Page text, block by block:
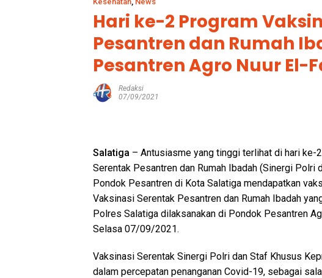
Hari ke-2 Program
Pesantren dan Rumah
Pesantren Agro Nuur El-
Redaksi
07/09/2021
Salatiga – Antusiasme yang tinggi terlihat di hari ke-
Serentak Pesantren dan Rumah Ibadah (Sinergi Polri
Pondok Pesantren di Kota Salatiga mendapatkan
Vaksinasi Serentak Pesantren dan Rumah Ibadah
Polres Salatiga dilaksanakan di Pondok Pesantren
Selasa 07/09/2021.
Vaksinasi Serentak Sinergi Polri dan Staf Khusus
dalam percepatan penanganan Covid-19, sebagai